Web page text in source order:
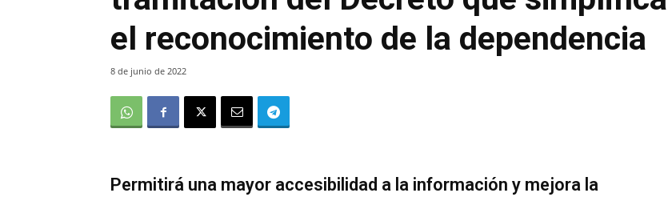
el reconocimiento de la dependencia
8 de junio de 2022
Permitirá una mayor accesibilidad a la información y mejora la